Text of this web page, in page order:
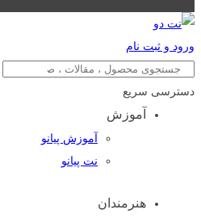
ورود و ثبت نام
دسترسی سریع
آموزش
آموزش پیانو
نت پیانو
هنرمندان